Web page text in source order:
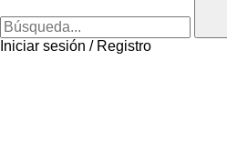
Iniciar sesión / Registro